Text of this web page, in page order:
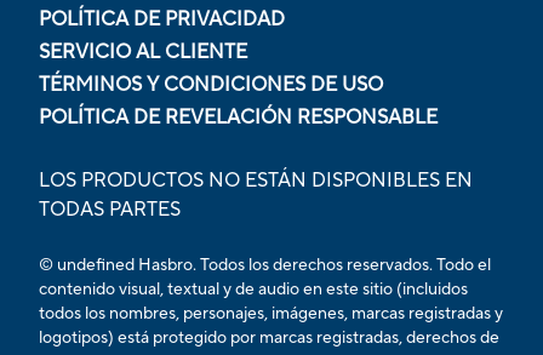
POLÍTICA DE PRIVACIDAD
SERVICIO AL CLIENTE
TÉRMINOS Y CONDICIONES DE USO
POLÍTICA DE REVELACIÓN RESPONSABLE
LOS PRODUCTOS NO ESTÁN DISPONIBLES EN
TODAS PARTES
© undefined Hasbro. Todos los derechos reservados. Todo el
contenido visual, textual y de audio en este sitio (incluidos
todos los nombres, personajes, imágenes, marcas registradas y
logotipos) está protegido por marcas registradas, derechos de